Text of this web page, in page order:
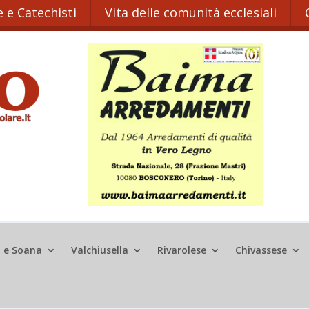
e Catechisti Vita delle comunità ecclesiali
e Soana Valchiusella Rivarolese Chivassese